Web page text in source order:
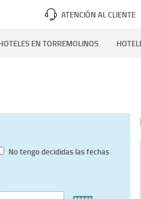
ATENCIÓN AL CLIENTE
EN TORREMOLINOS
No tengo decididas las fechas